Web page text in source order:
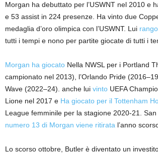
Morgan ha debuttato per l’USWNT nel 2010 e
e 53 assist in 224 presenze. Ha vinto due
medaglia d’oro olimpica con l’USWNT. Lui rango
tutti i tempi e nono per partite giocate di tutti i
Morgan ha giocato Nella NWSL per i Portland
campionato nel 2013), l’Orlando Pride
Wave (2022–24). anche lui vinto UEFA
Lione nel 2017 e Ha giocato per il Tottenham
League femminile per la stagione 2020-21. San
numero 13 di Morgan viene ritirata l’anno
Lo scorso ottobre, Butler è diventato un